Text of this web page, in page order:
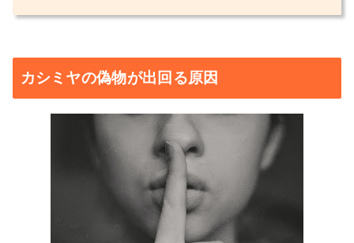
カシミヤの偽物が出回る原因